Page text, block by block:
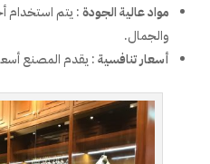
مواد عالية الجودة: يتم استخدام
والجمال.
أسعار تنافسية: يقدم المصنع